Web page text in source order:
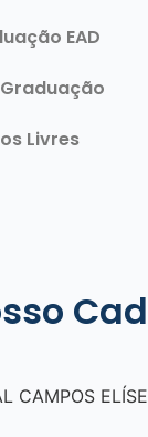
EAD
Livres
CAMPOS